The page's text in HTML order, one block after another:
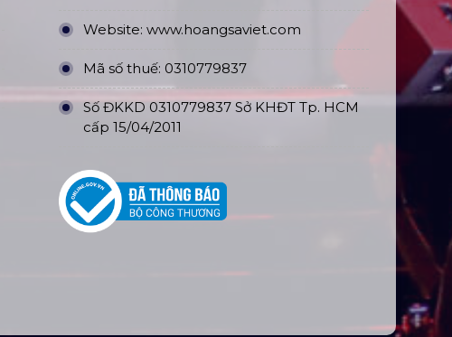
Website: www.hoangsaviet.com
Mã số thuế: 0310779837
Số ĐKKD 0310779837 Sở KHĐT Tp. HCM
cấp 15/04/2011